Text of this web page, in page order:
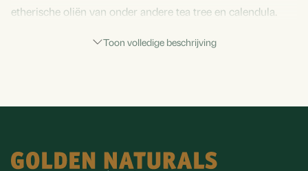
Toon volledige beschrijving
etherische oliën van onder andere tea tree en calendula.
effectief voor de cosmetische verzorging van alle zwem- en